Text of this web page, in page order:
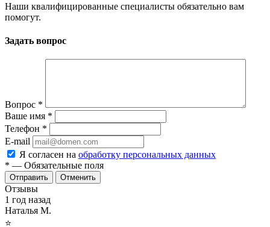
Наши квалифицированные специалисты обязательно вам
помогут.
Задать вопрос
Вопрос *
Ваше имя *
Телефон *
E-mail
Я согласен на обработку персональных данных
* — Обязательные поля
Отменить
Отзывы
1 год назад
Наталья М.
⭐